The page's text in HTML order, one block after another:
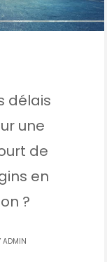
délais
une
de
en
?
ADMIN